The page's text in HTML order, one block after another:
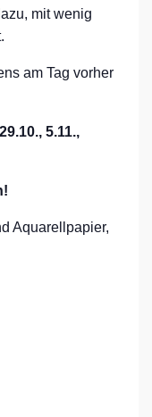
mit wenig
am Tag vorher
5.11.,
Aquarellpapier,